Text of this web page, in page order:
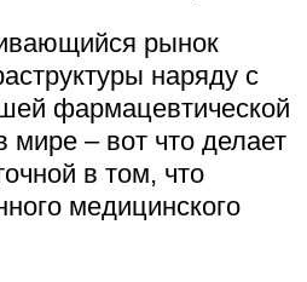
рынок
наряду с
фармацевтической
– вот что делает
в том, что
медицинского